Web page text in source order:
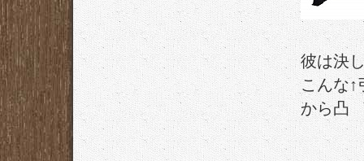
彼は決
こんな↑
から凸